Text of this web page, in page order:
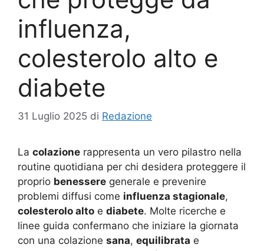
influenza,
colesterolo alto e
diabete
31 Luglio 2025 di Redazione
La colazione rappresenta un vero pilastro nella
routine quotidiana per chi desidera proteggere il
proprio benessere generale e prevenire
problemi diffusi come influenza stagionale,
colesterolo alto e diabete. Molte ricerche e
linee guida confermano che iniziare la giornata
con una colazione sana, equilibrata e